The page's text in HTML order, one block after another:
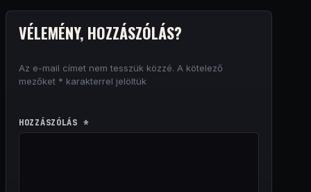
VÉLEMÉNY, HOZZÁSZÓLÁS?
Az e-mail címet nem tesszük közzé. A kötelező
mezőket * karakterrel jelöltük
HOZZÁSZÓLÁS *